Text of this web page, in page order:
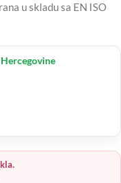
u skladu sa EN ISO